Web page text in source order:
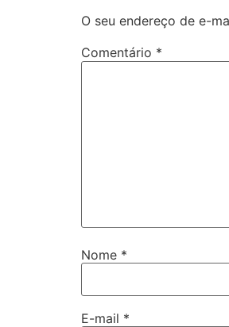
O seu endereço de e-
Comentário *
Nome *
E-mail *